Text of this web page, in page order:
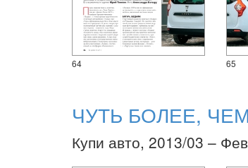
64 65
ЧУТЬ БОЛЕЕ,
Купи авто, 2013/03 –